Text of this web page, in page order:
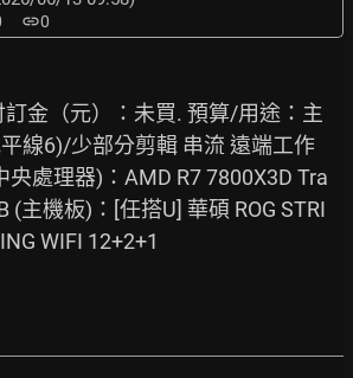
link0
金（元）：未買. 預算/用途：主
線6)/少部分剪輯 串流 遠端工作
央處理器)：AMD R7 7800X3D Tra
(主機板)：[任搭U] 華碩 ROG STRI
WIFI 12+2+1